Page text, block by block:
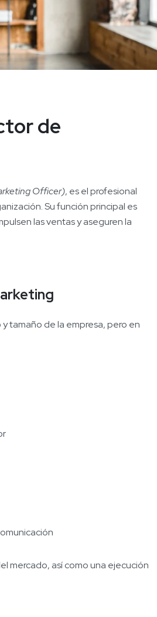
de
Officer), es el profesional
Su función principal es
las ventas y aseguren la
tamaño de la empresa, pero en
mercado, así como una ejecución